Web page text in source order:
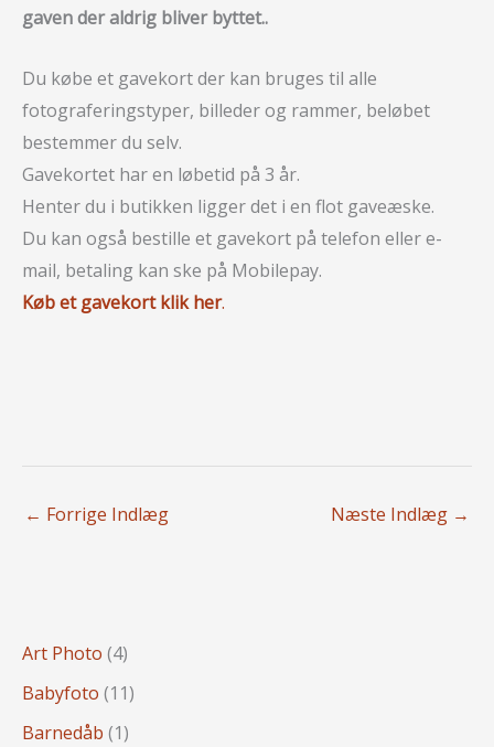
gaven der aldrig bliver byttet..
Du købe et gavekort der kan bruges til alle
fotograferingstyper, billeder og rammer, beløbet
bestemmer du selv.
Gavekortet har en løbetid på 3 år.
Henter du i butikken ligger det i en flot gaveæske.
Du kan også bestille et gavekort på telefon eller e-
mail, betaling kan ske på Mobilepay.
Køb et gavekort klik her.
← Forrige Indlæg Næste Indlæg →
Art Photo (4)
Babyfoto (11)
Barnedåb (1)